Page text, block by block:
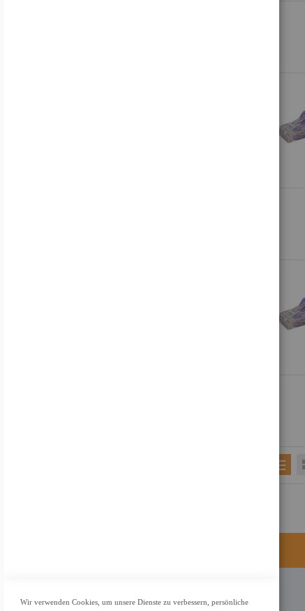
KONTAKT
Wir verwenden Cookies, um unsere Dienste zu verbessern, persönliche